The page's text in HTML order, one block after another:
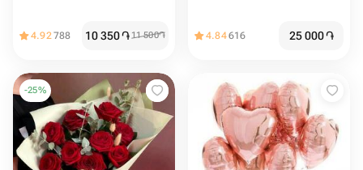
4.92788 10 350֏11 500֏ 4.84616 25 000֏
-25%